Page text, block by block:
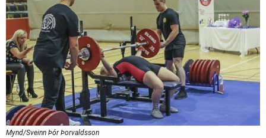
Mynd/Sveinn Þór Þorvaldsson